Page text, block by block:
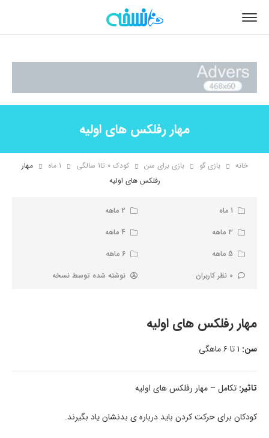
مهار رفلکس های اولیه
خانه بازی گو بازی برای سن کودک 0 تا1 سالگی 1 ماه
مهار
رفلکس های اولیه
1 ماه
2 ماهه
3 ماهه
4 ماهه
5 ماهه
6 ماهه
0 نظر کاربران
نوشته شده توسط نسخه
مهار رفلکس های اولیه
سن:
تاثیر: تکامل – مهار رفلکس های اولیه
کودکان برای حرکت کردن باید درباره ی بدنشان یاد بگیرند.